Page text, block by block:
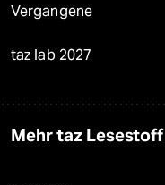
Vergangene
taz lab 2027
Mehr taz Lesestoff